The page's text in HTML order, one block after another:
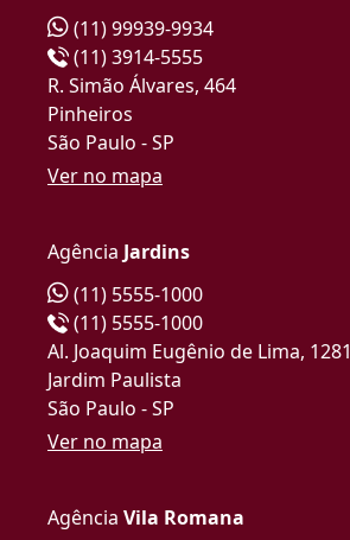
(11) 99939-9934
(11) 3914-5555
R. Simão Álvares, 464
Pinheiros
São Paulo - SP
Ver no mapa
Agência Jardins
(11) 5555-1000
(11) 5555-1000
Al. Joaquim Eugênio de Lima, 1281
Jardim Paulista
São Paulo - SP
Ver no mapa
Agência Vila Romana